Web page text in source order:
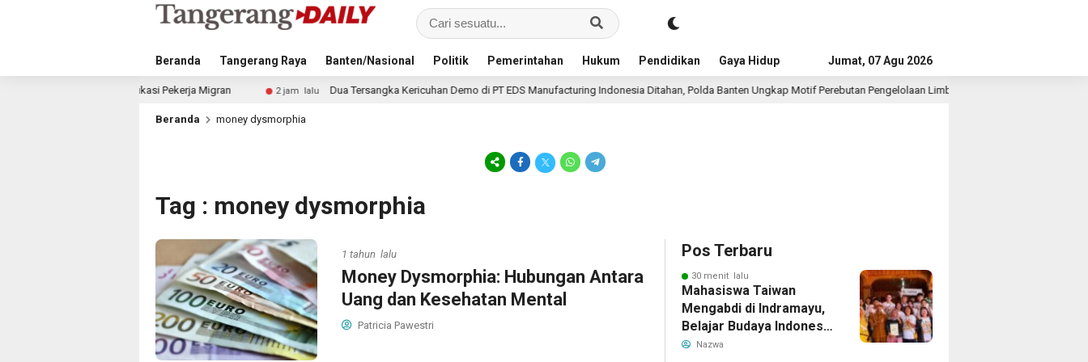
Beranda Tangerang Raya Banten/Nasional Politik Pemerintahan Hukum Pendidikan Gaya Hidup Advertorial
Jumat, 07 Agu 2026
2 jam lalu Dua Tersangka Kericuhan Demo di PT EDS Manufacturing Indonesia Ditahan, Polda Banten Ungkap Motif Perebutan Pengelolaan Limbah 17 jam lalu
Beranda money dysmorphia
Tag : money dysmorphia
1 tahun lalu
Money Dysmorphia: Hubungan Antara
Uang dan Kesehatan Mental
Patricia Pawestri
Pos Terbaru
30 menit lalu
Mahasiswa Taiwan
Mengabdi di Indramayu,
Belajar Budaya Indonesia
dan Edukasi Pekerja
Nazwa